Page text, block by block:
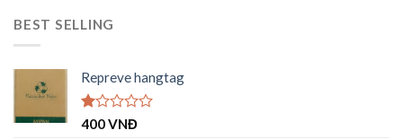
BEST SELLING
Repreve hangtag
Được
400VNĐ